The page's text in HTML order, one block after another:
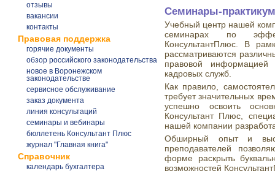
отзывы
вакансии
контакты
Правовая поддержка
горячие документы
обзор российского законодательства
новое в Воронежском
законодательстве
сервисное обслуживание
заказ документа
линия консультаций
семинары и вебинары
бюллетень Консультант Плюс
журнал "Главная книга"
Справочник
календарь бухгалтера
Семинары-
Учебный центр нашей
семинарах по
КонсультантПлюс. В
рассматриваются
правовой информацией
кадровых служб.
Как правило,
требует значительных
успешно освоить
Консультант Плюс,
нашей компании
Обширный опыт и
преподавателей
форме раскрыть
возможностей